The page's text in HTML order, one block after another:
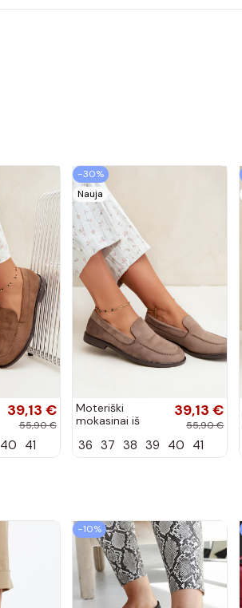
39,13 €
55,90 €
40 41
−30%
Nauja
Moteriški
mokasinai iš
zomšos, molio
39,13 €
55,90 €
36 37 38 39 40 41
−10%